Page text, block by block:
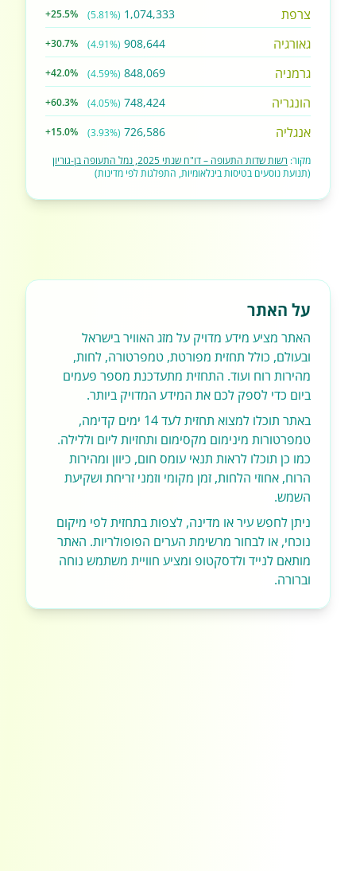
צרפת 1,074,333
(5.81%)
+25.5%
גאורגיה 908,644
(4.91%)
+30.7%
גרמניה 848,069
(4.59%)
+42.0%
הונגריה 748,424
(4.05%)
+60.3%
אנגליה 726,586
(3.93%)
+15.0%
מקור: רשות שדות התעופה – דו"ח שנתי 2025, נמל התעופה בן-גוריון
(תנועת נוסעים בטיסות בינלאומיות, התפלגות לפי מדינות)
על האתר
האתר מציע מידע מדויק על מזג האוויר בישראל
ובעולם, כולל תחזית מפורטת, טמפרטורה, לחות,
מהירות רוח ועוד. התחזית מתעדכנת מספר פעמים
ביום כדי לספק לכם את המידע המדויק ביותר.
באתר תוכלו למצוא תחזית לעד 14 ימים קדימה,
טמפרטורות מינימום מקסימום ותחזיות ליום וללילה.
כמו כן תוכלו לראות תנאי עומס חום, כיוון ומהירות
הרוח, אחוזי הלחות, זמן מקומי וזמני זריחת ושקיעת
השמש.
ניתן לחפש עיר או מדינה, לצפות בתחזית לפי מיקום
נוכחי, או לבחור מרשימת הערים הפופולריות. האתר
מותאם לנייד ולדסקטופ ומציע חוויית משתמש נוחה
וברורה.